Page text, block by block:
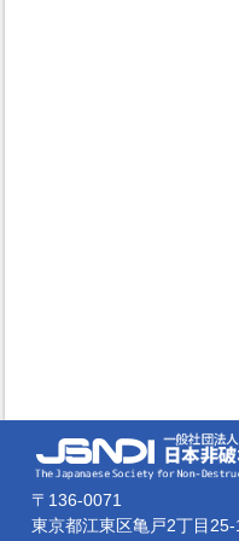
〒136-0071
東京都江東区亀戸2丁目